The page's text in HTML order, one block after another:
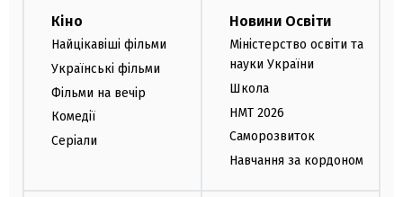
Кіно
Найцікавіші фільми
Українські фільми
Фільми на вечір
Комедії
Серіали
Новини Освіти
Міністерство освіти та
науки України
Школа
НМТ 2026
Саморозвиток
Навчання за кордоном